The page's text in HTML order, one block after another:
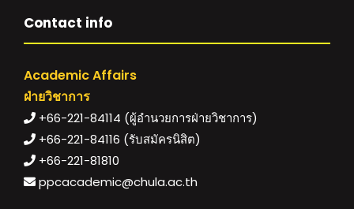
Contact info
Academic Affairs
ฝ่ายวิชาการ
+66-221-84114 (ผู้อำนวยการฝ่ายวิชาการ)
+66-221-84116 (รับสมัครนิสิต)
+66-221-81810
ppcacademic@chula.ac.th